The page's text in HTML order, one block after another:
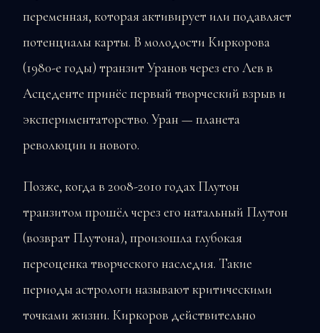
переменная, которая активирует или подавляет
потенциалы карты. В молодости Киркорова
(1980-е годы) транзит Уранов через его Лев в
Асцеденте принёс первый творческий взрыв и
экспериментаторство. Уран — планета
революции и нового.
Позже, когда в 2008-2010 годах Плутон
транзитом прошёл через его натальный Плутон
(возврат Плутона), произошла глубокая
переоценка творческого наследия. Такие
периоды астрологи называют критическими
точками жизни. Киркоров действительно